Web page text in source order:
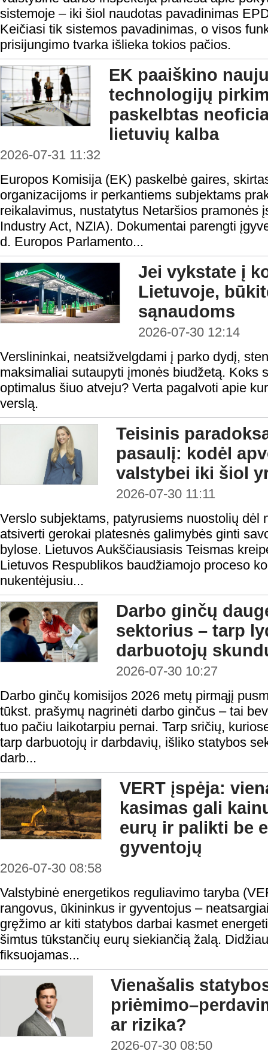
sistemoje – iki šiol naudotas pavadinimas
Keičiasi tik sistemos pavadinimas, o visos
prisijungimo tvarka išlieka tokios pačios.
EK paaiškino
technologijų
paskelbtas
lietuvių kalba
2026-07-31 11:32
Europos Komisija (EK) paskelbė gaires,
organizacijoms ir perkantiems subjektams
reikalavimus, nustatytus Netaršios pramonės
Industry Act, NZIA). Dokumentai parengti
d. Europos Parlamento...
Jei vykstate į
Lietuvoje,
sąnaudoms
2026-07-30 12:14
Verslininkai, neatsižvelgdami į parko dydį,
maksimaliai sutaupyti įmonės biudžetą. Koks
optimalus šiuo atveju? Verta pagalvoti apie
verslą.
Teisinis
pasaulį: kodėl
valstybei iki šiol
2026-07-30 11:11
Verslo subjektams, patyrusiems nuostolių dėl
atsiverti gerokai platesnės galimybės ginti
bylose. Lietuvos Aukščiausiasis Teismas
Lietuvos Respublikos baudžiamojo proceso
nukentėjusiu...
Darbo ginčų
sektorius – tarp
darbuotojų
2026-07-30 10:27
Darbo ginčų komisijos 2026 metų pirmąjį
tūkst. prašymų nagrinėti darbo ginčus – tai
tuo pačiu laikotarpiu pernai. Tarp sričių,
tarp darbuotojų ir darbdavių, išliko statybos
darb...
VERT įspėja:
kasimas gali
eurų ir palikti be
gyventojų
2026-07-30 08:58
Valstybinė energetikos reguliavimo taryba
rangovus, ūkininkus ir gyventojus –
gręžimo ar kiti statybos darbai kasmet
šimtus tūkstančių eurų siekiančią žalą.
fiksuojamas...
Vienašalis
ar rizika?
2026-07-30 08:50